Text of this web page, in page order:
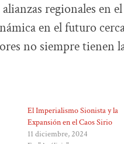
regionales en
en el futuro
no siempre tienen
El Imperialismo Sionista y la
Expansión en el Caos Sirio
11 diciembre, 2024